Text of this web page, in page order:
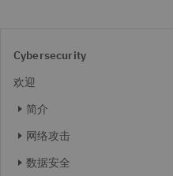
Cybersecurity
欢迎
简介
网络攻击
数据安全